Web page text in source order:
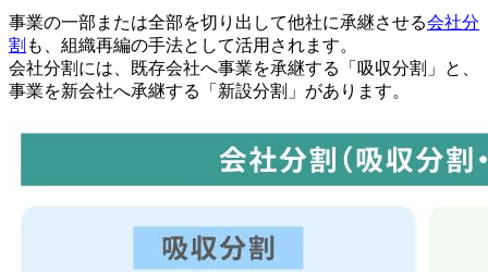
事業の一部または全部を切り出して他社に承継させる会社分
割 も、組織再編の手法として活用されます。
会社分割には、既存会社へ事業を承継する「吸収分割」と、
事業を新会社へ承継する「新設分割」があります。